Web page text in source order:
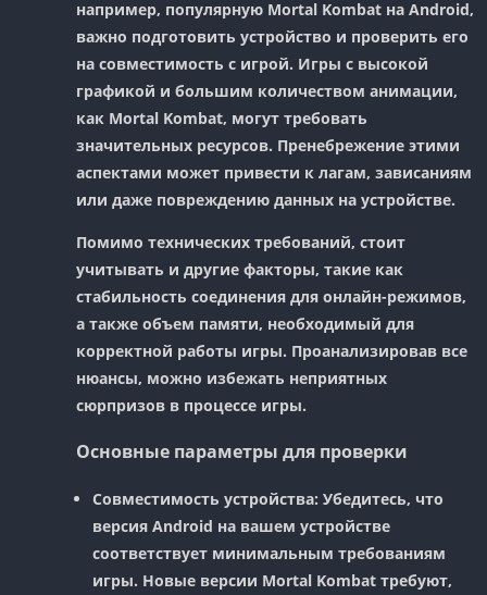
например, популярную Mortal Kombat на Android,
важно подготовить устройство и проверить его
на совместимость с игрой. Игры с высокой
графикой и большим количеством анимации,
как Mortal Kombat, могут требовать
значительных ресурсов. Пренебрежение этими
аспектами может привести к лагам, зависаниям
или даже повреждению данных на устройстве.
Помимо технических требований, стоит
учитывать и другие факторы, такие как
стабильность соединения для онлайн-режимов,
а также объем памяти, необходимый для
корректной работы игры. Проанализировав все
нюансы, можно избежать неприятных
сюрпризов в процессе игры.
Основные параметры для проверки
Совместимость устройства: Убедитесь, что
версия Android на вашем устройстве
соответствует минимальным требованиям
игры. Новые версии Mortal Kombat требуют,